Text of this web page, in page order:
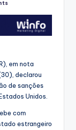
em nota
declarou
de sanções
Unidos.
com
estrangeiro